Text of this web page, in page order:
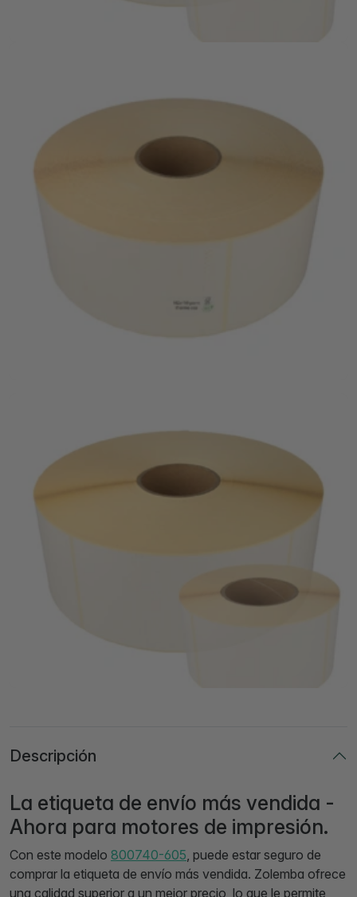
Descripción
La etiqueta de envío más vendida -
Ahora para motores de impresión.
Con este modelo 800740-605 , puede estar seguro de
comprar la etiqueta de envío más vendida. Zolemba ofrece
una calidad superior a un mejor precio, lo que le permite